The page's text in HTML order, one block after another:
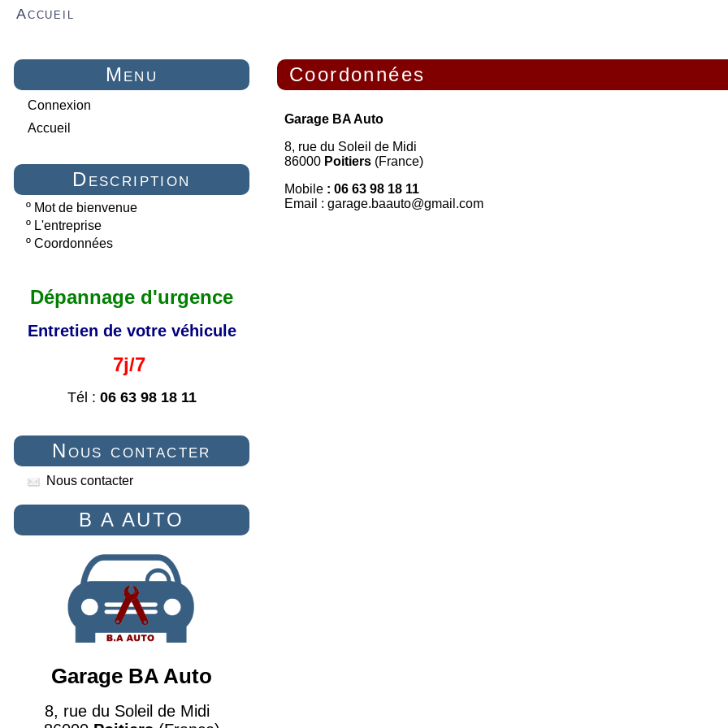
Accueil
Menu
Connexion
Accueil
Description
º Mot de bienvenue
º L'entreprise
º Coordonnées
Dépannage d'urgence
Entretien de votre véhicule
7j/7
Tél : 06 63 98 18 11
Nous contacter
Nous contacter
B A AUTO
Garage BA Auto
8, rue du Soleil de Midi
Coordonnées
Garage BA Auto
8, rue du Soleil de Midi
86000 Poitiers (France)
Mobile : 06 63 98 18 11
Email : garage.baauto@gmail.com